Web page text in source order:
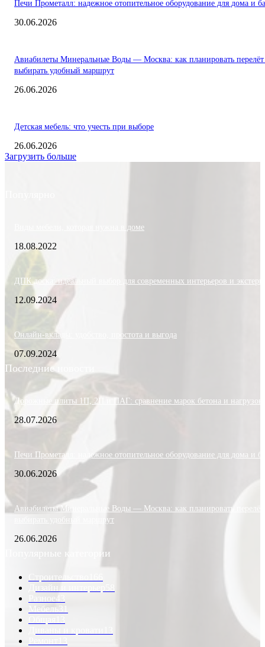
Печи Прометалл: надежное отопительное оборудование для дома и
30.06.2026
Авиабилеты Минеральные Воды — Москва: как планировать
выбирать удобный маршрут
26.06.2026
Детская мебель: что учесть при выборе
26.06.2026
Загрузить больше
Виды мебели, которая нужна в доме
18.08.2022
ДПК доска: идеальный выбор для современных интерьеров и
12.09.2024
Онлайн-вклады: удобство, простота и выгода
07.09.2024
Последние новости
Дорожные плиты 1П, 2П и ПАГ: сравнение марок бетона и нагрузок
28.07.2026
Печи Прометалл: надежное отопительное оборудование для дома и
30.06.2026
Авиабилеты Минеральные Воды — Москва: как планировать
выбирать удобный маршрут
26.06.2026
Популярные категории
Строительство
Дизайн и интерьер
Разное43
Мебель